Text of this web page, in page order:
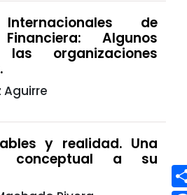
de
Algunos
organizaciones
Aguirre
y realidad. Una
conceptual a su